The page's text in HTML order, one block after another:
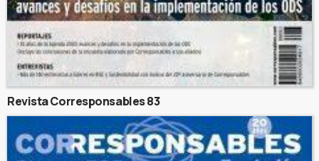
Revista Corresponsables 83